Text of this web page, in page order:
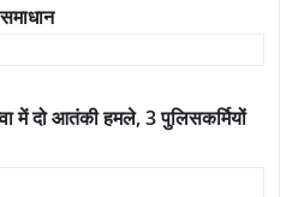
में दो आतंकी हमले, 3 पुलिसकर्मियों